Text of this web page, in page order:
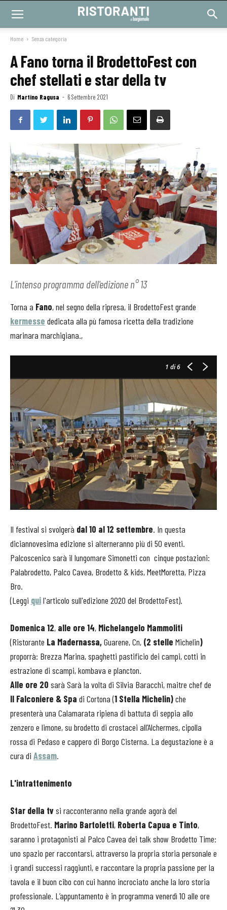
Home Senza categoria
A Fano torna il BrodettoFest con
chef stellati e star della tv
Di Martino Ragusa - 6 Settembre 2021
L'intenso programma dell'edizione n° 13
Torna a Fano, nel segno della ripresa, il BrodettoFest grande
kermesse dedicata alla pù famosa ricetta della tradizione
marinara marchigiana.,
1 di 6
Il festival si svolgerà dal 10 al 12 settembre. In questa
diciannovesima edizione si alterneranno più di 50 eventi.
Palcoscenico sarà il lungomare Simonetti con cinque postazioni:
Palabrodetto, Palco Cavea, Brodetto & kids, MeetMoretta, Pizza
Bro.
(Leggi quil'articolo sull'edizione 2020 del BrodettoFest).
Domenica 12, alle ore 14, Michelangelo Mammoliti
(Ristorante La Madernassa,Guarene, Cn, (2 stelle Michelin)
proporrà: Brezza Marina, spaghetti pastificio dei campi, cotti in
estrazione di scampi, kombava e plancton.
Alle ore 20 sarà Sarà la volta di Silvia Baracchi, maitre chef de
Il Falconiere & Spa di Cortona (1 Stella Michelin)che
presenterà una Calamarata ripiena di battuta di seppia allo
zenzero e limone, su brodetto di crostacei all’Alchermes, cipolla
rossa di Pedaso e cappero di Borgo Cisterna. La degustazione è a
cura di Assam.
L'intrattenimento
Star della tvsi racconteranno nella grande agorà del
BrodettoFest. Marino Bartoletti, Roberta Capua e Tinto,
saranno i protagonisti al Palco Cavea dei talk show Brodetto Time:
uno spazio per raccontarsi, attraverso la propria storia personale e
i grandi successi raggiunti, e raccontare la propria passione per la
tavola e il buon cibo con cui hanno incrociato anche la loro storia
professionale. L’appuntamento è in programma venerdì 10 alle ore